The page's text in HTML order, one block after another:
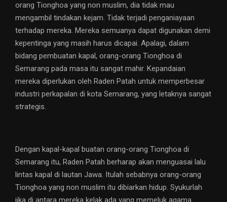
orang Tionghoa yang non muslim, dia tidak mau
mengambil tindakan kejam. Tidak terjadi penganiayaan
terhadap mereka. Mereka semuanya dapat digunakan demi
kepentinga yang masih harus dicapai. Apalagi, dalam
bidang pembuatan kapal, orang-orang Tionghoa di
Semarang pada masa itu sangat mahir. Kepandaian
mereka diperlukan oleh Raden Patah untuk memperbesar
industri perkapalan di kota Semarang, yang letaknya sangat
strategis.
Dengan kapal-kapal buatan orang-orang Tionghoa di
Semarang itu, Raden Patah berharap akan menguasai lalu
lintas kapal di lautan Jawa. Itulah sebabnya orang-orang
Tionghoa yang non muslim itu dibiarkan hidup. Syukurlah
jika di antara mereka kelak ada yang memeluk agama